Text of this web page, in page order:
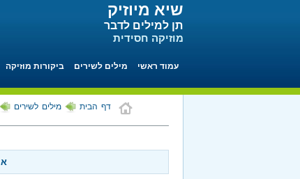
שיא מיוזיק
תן למילים לדבר
מוזיקה חסידית
עמוד ראשי מילים לשירים ביקורות מוזיקה
דף הבית מילים לשירים
א